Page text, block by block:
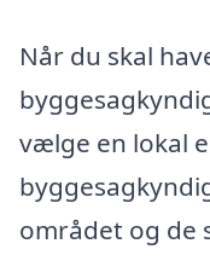
Når du skal
vælge en lokal
området og de